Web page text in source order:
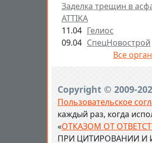
Заделка трещин в
ATTIKA
11.04 Гелиос
09.04 СпецНовострой
Все
Copyright © 2009-
Пользовательское
каждый раз, когда
«ОТКАЗОМ ОТ
ПРИ ЦИТИРОВАНИИ И